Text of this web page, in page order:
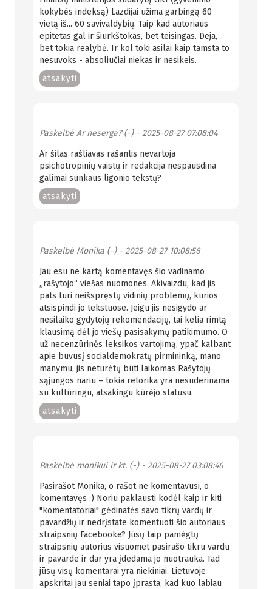
kokybės indeksą) Lazdijai užima garbingą 60
vietą iš... 60 savivaldybių. Taip kad autoriaus
epitetas gal ir šiurkštokas, bet teisingas. Deja,
bet tokia realybė. Ir kol toki asilai kaip tamsta to
nesuvoks - absoliučiai niekas ir nesikeis.
atsakyti
Paskelbė Ar neserga? (-)- 2025-08-27 07:08:04
Ar šitas rašliavas rašantis nevartoja
psichotropinių vaistų ir redakcija nespausdina
galimai sunkaus ligonio tekstų?
atsakyti
Paskelbė Monika (-)- 2025-08-27 10:08:56
Jau esu ne kartą komentavęs šio vadinamo
„rašytojo“ viešas nuomones. Akivaizdu, kad jis
pats turi neišspręstų vidinių problemų, kurios
atsispindi jo tekstuose. Jeigu jis nesigydo ar
nesilaiko gydytojų rekomendacijų, tai kelia rimtą
klausimą dėl jo viešų pasisakymų patikimumo. O
už necenzūrinės leksikos vartojimą, ypač kalbant
apie buvusį socialdemokratų pirmininką, mano
manymu, jis neturėtų būti laikomas Rašytojų
sąjungos nariu – tokia retorika yra nesuderinama
su kultūringu, atsakingu kūrėjo statusu.
atsakyti
Paskelbė monikui ir kt. (-)- 2025-08-27 03:08:46
Pasirašot Monika, o rašot ne komentavusi, o
komentavęs :) Noriu paklausti kodėl kaip ir kiti
"komentatoriai" gėdinatės savo tikrų vardų ir
pavardžių ir nedrįstate komentuoti šio autoriaus
straipsnių Facebooke? Jūsų taip pamėgtų
straipsnių autorius visuomet pasirašo tikru vardu
ir pavarde ir dar yra įdedama jo nuotrauka. Tad
jūsų visų komentarai yra niekiniai. Lietuvoje
apskritai jau seniai tapo įprasta, kad kuo labiau